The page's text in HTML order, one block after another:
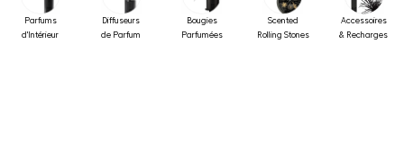
Parfums
d'Intérieur
Diffuseurs
de Parfum
Bougies
Parfumées
Scented
Rolling Stones
Accessoires
& Recharges